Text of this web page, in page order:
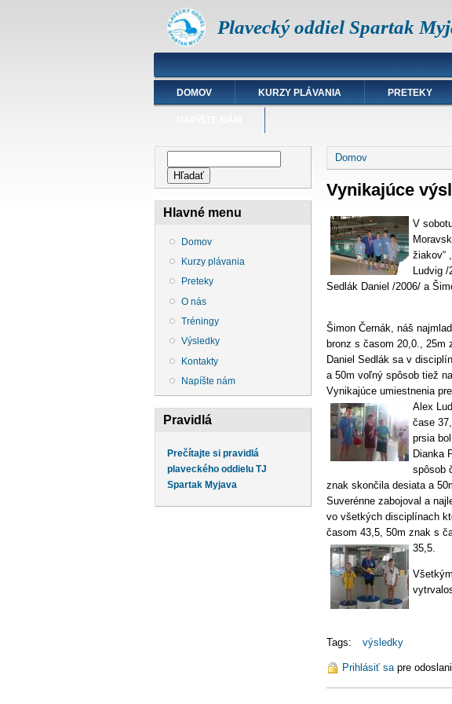
Plavecký oddiel Spartak
DOMOV KURZY PLÁVANIA PRETEKY
Hlavné menu
Domov
Kurzy plávania
Preteky
O nás
Tréningy
Výsledky
Kontakty
Napíšte nám
Pravidlá
Prečítajte si pravidlá
plaveckého oddielu TJ
Spartak Myjava
Nachádzate sa tu
Domov
Vynikajúce
V
žiakov“
Ludvig /
Sedlák Daniel /2006/ a
Šimon Černák, náš
bronz s časom 20,0., 25m
Daniel Sedlák sa v
a 50m voľný spôsob tiež
Vynikajúce umiestnenia
Alex
čase
prsia
Dianka
spôsob
znak skončila desiata a
Suverénne zabojoval a
vo všetkých disciplínach
časom 43,5, 50m znak s
35,5.
Tags: výsledky
Prihlásiť sapre